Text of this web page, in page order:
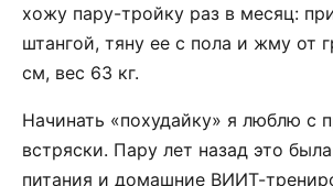
хожу пару-тройку раз в месяц:
штангой, тяну ее с пола и жму от
см, вес 63 кг.
Начинать «похудайку» я люблю с
встряски. Пару лет назад это
питания и домашние ВИИТ-